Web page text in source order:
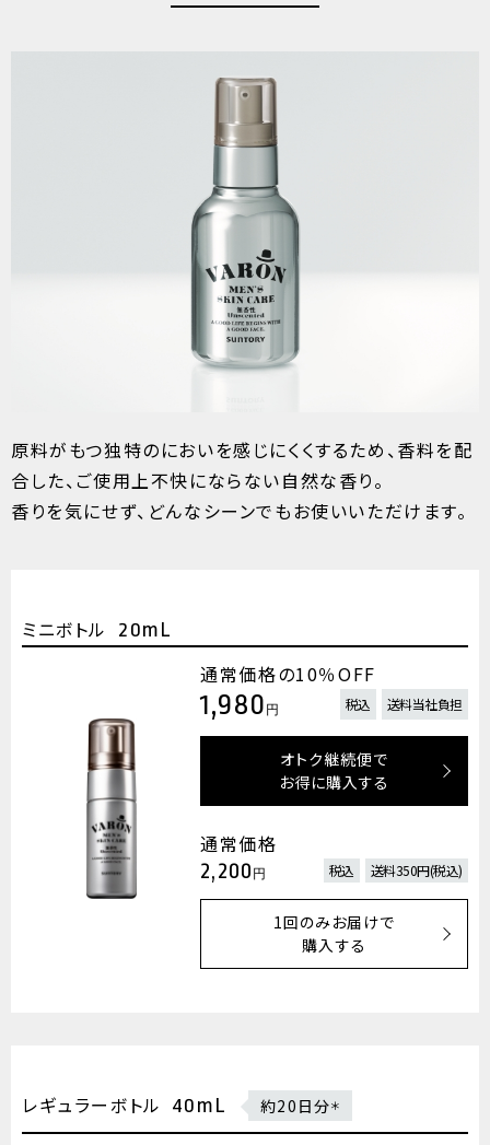
原料がもつ独特のにおいを感じにくくするため、香料を配
合した、ご使用上不快にならない自然な香り。
香りを気にせず、どんなシーンでもお使いいただけます。
ミニボトル 20mL
通常価格の10％OFF
1,980 円 税込 送料当社負担
オトク継続便で
お得に購入する
通常価格
2,200 円 税込 送料350円(税込)
1回のみお届けで
購入する
レギュラーボトル 40mL 約20日分＊